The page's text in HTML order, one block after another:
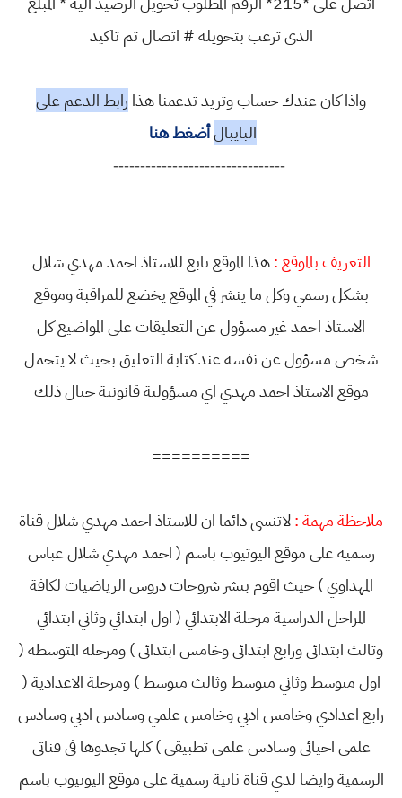
الذي ترغب بتحويله # اتصال ثم تاكيد
واذا كان عندك حساب وتريد تدعمنا هذا رابط الدعم على
البايبالأضغط هنا
--------------------------------
التعريف بالموقع :هذا الموقع تابع للاستاذ احمد مهدي شلال
بشكل رسمي وكل ما ينشر في الموقع يخضع للمراقبة وموقع
الاستاذ احمد غير مسؤول عن التعليقات على المواضيع كل
شخص مسؤول عن نفسه عند كتابة التعليق بحيث لا يتحمل
موقع الاستاذ احمد مهدي اي مسؤولية قانونية حيال ذلك
==========
ملاحظة مهمة :لاتنسى دائما ان للاستاذ احمد مهدي شلال قناة
رسمية على موقع اليوتيوب باسم ( احمد مهدي شلال عباس
المهداوي ) حيث اقوم بنشر شروحات دروس الرياضيات لكافة
المراحل الدراسية مرحلة الابتدائي ( اول ابتدائي وثاني ابتدائي
وثالث ابتدائي ورابع ابتدائي وخامس ابتدائي ) ومرحلة المتوسطة (
اول متوسط وثاني متوسط وثالث متوسط ) ومرحلة الاعدادية (
رابع اعدادي وخامس ادبي وخامس علمي وسادس ادبي وسادس
علمي احيائي وسادس علمي تطبيقي ) كلها تجدوها في قناتي
الرسمية وايضا لدي قناة ثانية رسمية على موقع اليوتيوب باسم